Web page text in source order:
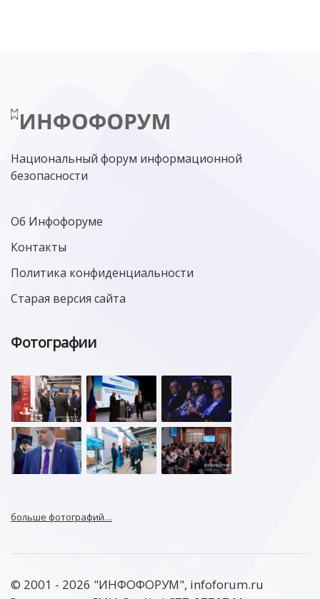
МИНЦИФРЫ РОССИИ NGFW
Национальный форум информационной
безопасности
Об Инфофоруме
Контакты
Политика конфиденциальности
Старая версия сайта
Фотографии
больше фотографий…
© 2001 - 2026 "ИНФОФОРУМ", infoforum.ru